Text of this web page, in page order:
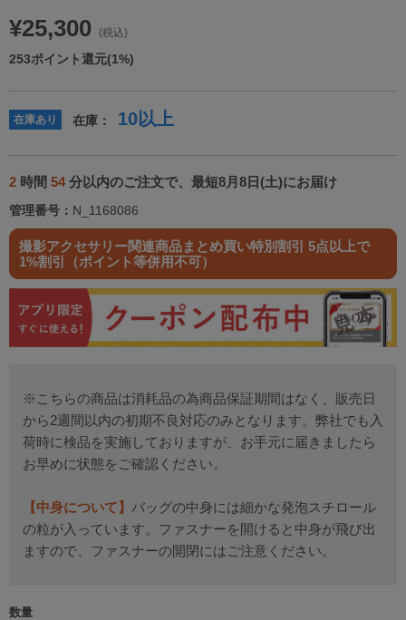
¥25,300 (税込)
253ポイント還元(1%)
在庫あり 在庫： 10以上
2 時間 54分以内のご注文で、最短8月8日(土)にお届け
管理番号： N_1168086
撮影アクセサリー関連商品まとめ買い特別割引 5点以上で
1%割引（ポイント等併用不可）
※こちらの商品は消耗品の為商品保証期間はなく、販売日
から2週間以内の初期不良対応のみとなります。弊社でも入
荷時に検品を実施しておりますが、お手元に届きましたら
お早めに状態をご確認ください。
【中身について】 バッグの中身には細かな発泡スチロール
の粒が入っています。ファスナーを開けると中身が飛び出
ますので、ファスナーの開閉にはご注意ください。
数量